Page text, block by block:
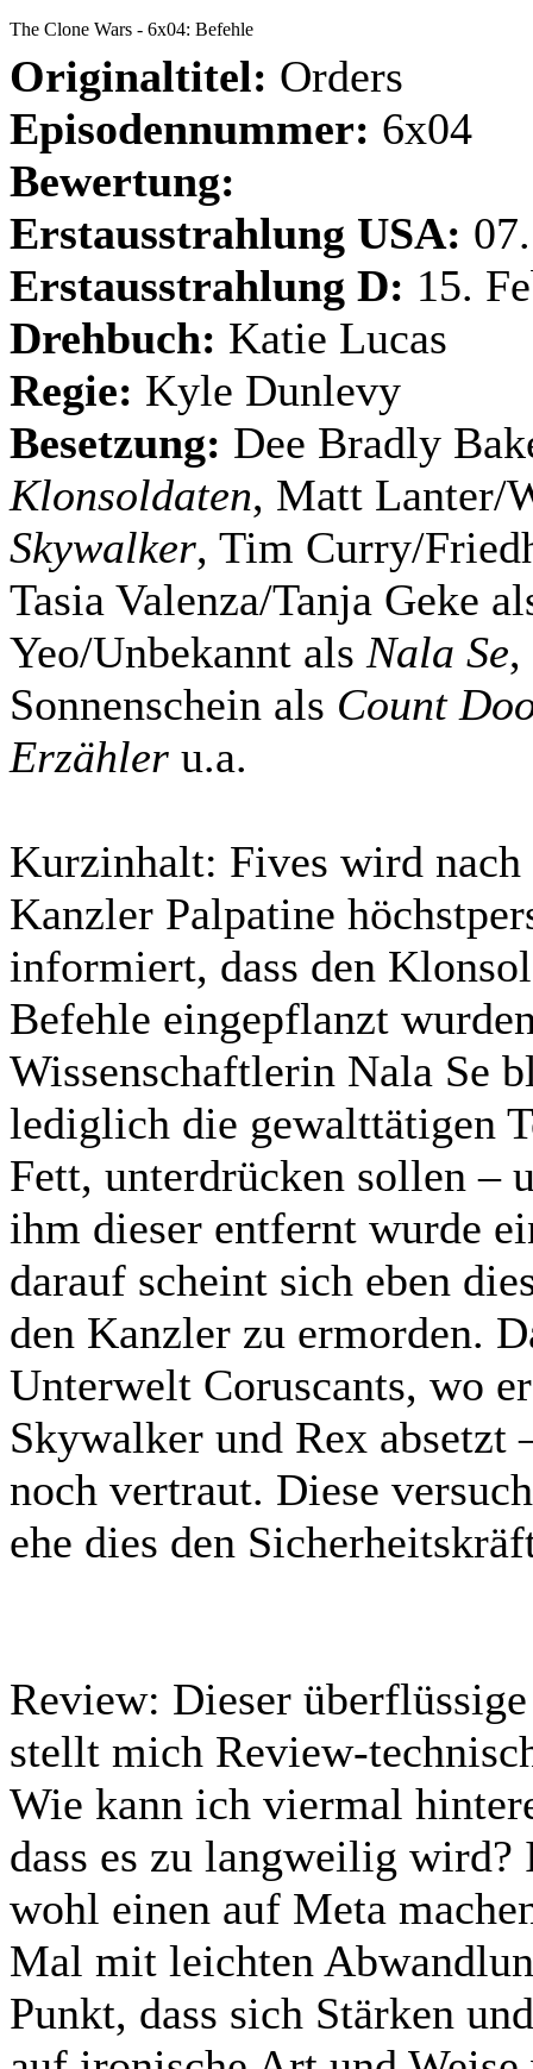
The Clone Wars - 6x04: Befehle
Originaltitel: Orders
Episodennummer: 6x04
Bewertung:
Erstausstrahlung USA:
Erstausstrahlung D: 15.
Drehbuch: Katie Lucas
Regie: Kyle Dunlevy
Besetzung: Dee Bradly
Klonsoldaten, Matt Lanter/
Skywalker, Tim Curry/
Tasia Valenza/Tanja Geke
Yeo/Unbekannt als Nala Se,
Sonnenschein als Count
Erzähler u.a.
Kurzinhalt: Fives wird
Kanzler Palpatine
informiert, dass den
Befehle eingepflanzt
Wissenschaftlerin Nala Se
lediglich die gewalttätigen
Fett, unterdrücken sollen –
ihm dieser entfernt wurde
darauf scheint sich eben
den Kanzler zu ermorden.
Unterwelt Coruscants, wo
Skywalker und Rex absetzt
noch vertraut. Diese
ehe dies den
Review: Dieser
stellt mich Review-
Wie kann ich viermal
dass es zu langweilig
wohl einen auf Meta
Mal mit leichten
Punkt, dass sich Stärken